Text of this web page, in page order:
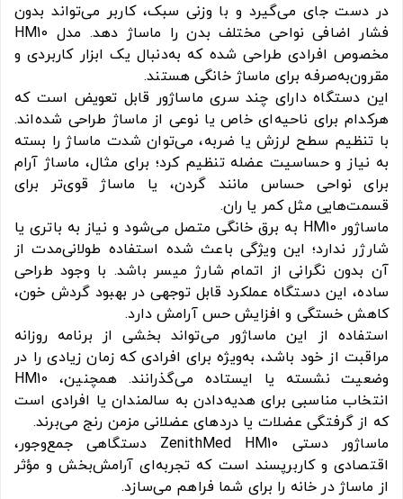
در دست جای می‌گیرد و با وزنی سبک، کاربر می‌تواند بدون
فشار اضافی نواحی مختلف بدن را ماساژ دهد. مدل HM10
مخصوص افرادی طراحی شده که به‌دنبال یک ابزار کاربردی و
مقرون‌به‌صرفه برای ماساژ خانگی هستند.
این دستگاه دارای چند سری ماساژور قابل تعویض است که
هرکدام برای ناحیه‌ای خاص یا نوعی از ماساژ طراحی شده‌اند.
با تنظیم سطح لرزش یا ضربه، می‌توان شدت ماساژ را بسته
به نیاز و حساسیت عضله تنظیم کرد؛ برای مثال، ماساژ آرام
برای نواحی حساس مانند گردن، یا ماساژ قوی‌تر برای
قسمت‌هایی مثل کمر یا ران.
ماساژور HM10 به برق خانگی متصل می‌شود و نیاز به باتری یا
شارژر ندارد؛ این ویژگی باعث شده استفاده طولانی‌مدت از
آن بدون نگرانی از اتمام شارژ میسر باشد. با وجود طراحی
ساده، این دستگاه عملکرد قابل توجهی در بهبود گردش خون،
کاهش خستگی و افزایش حس آرامش دارد.
استفاده از این ماساژور می‌تواند بخشی از برنامه روزانه
مراقبت از خود باشد، به‌ویژه برای افرادی که زمان زیادی را در
وضعیت نشسته یا ایستاده می‌گذرانند. همچنین، HM10
انتخاب مناسبی برای هدیه‌دادن به سالمندان یا افرادی است
که از گرفتگی عضلات یا دردهای عضلانی مزمن رنج می‌برند.
ماساژور دستی ZenithMed HM10 دستگاهی جمع‌وجور،
اقتصادی و کاربرپسند است که تجربه‌ای آرامش‌بخش و مؤثر
از ماساژ در خانه را برای شما فراهم می‌سازد.